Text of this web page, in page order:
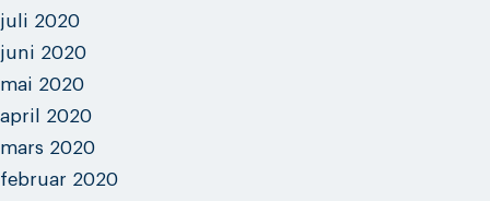
juli 2020
juni 2020
mai 2020
april 2020
mars 2020
februar 2020